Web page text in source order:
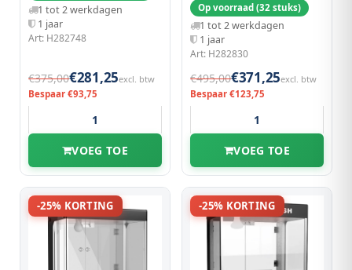
1 tot 2 werkdagen
1 jaar
Art: H282748
€375,00€281,25excl. btw
Bespaar €93,75
VOEG TOE
Op voorraad (32 stuks)
1 tot 2 werkdagen
1 jaar
Art: H282830
€495,00€371,25excl. btw
Bespaar €123,75
VOEG TOE
-25% KORTING -25% KORTING